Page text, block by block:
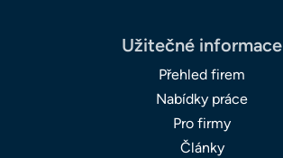
Užitečné informace
Přehled firem
Nabídky práce
Pro firmy
Články